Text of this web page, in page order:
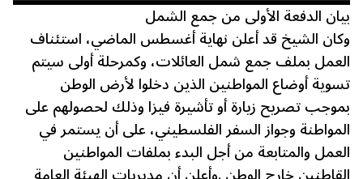
بيان الدفعة الأولى من جمع الشمل
وكان الشيخ قد أعلن نهاية أغسطس الماضي، استئناف
العمل بملف جمع شمل العائلات، وكمرحلة أولى سيتم
تسوية أوضاع المواطنين الذين دخلوا لأرض الوطن
بموجب تصريح زيارة أو تأشيرة فيزا وذلك لحصولهم على
المواطنة وجواز السفر الفلسطيني، على أن يستمر في
العمل والمتابعة من أجل البدء بملفات المواطنين